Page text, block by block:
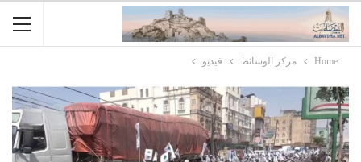
Home مركز الوسائظ فيديو